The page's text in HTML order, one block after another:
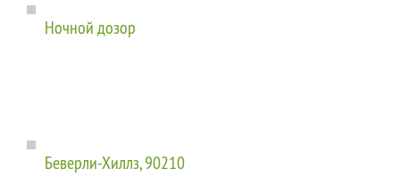
Ночной дозор
Беверли-Хиллз, 90210